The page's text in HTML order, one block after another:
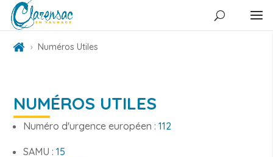
Numéros Utiles
NUMÉROS UTILES
Numéro d'urgence européen :112
SAMU :15